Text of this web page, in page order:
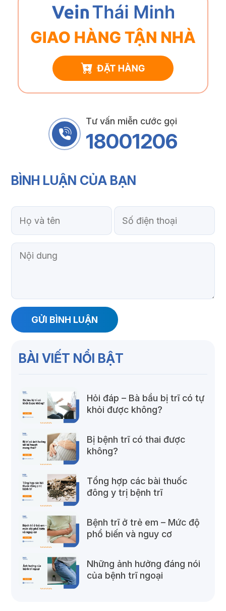
Tư vấn miễn cước gọi
18001206
BÌNH LUẬN CỦA BẠN
BÀI VIẾT NỔI BẬT
Hỏi đáp – Bà bầu bị trĩ có tự
khỏi được không?
Bị bệnh trĩ có thai được
không?
Tổng hợp các bài thuốc
đông y trị bệnh trĩ
Bệnh trĩ ở trẻ em – Mức độ
phổ biến và nguy cơ
Những ảnh hưởng đáng nói
của bệnh trĩ ngoại